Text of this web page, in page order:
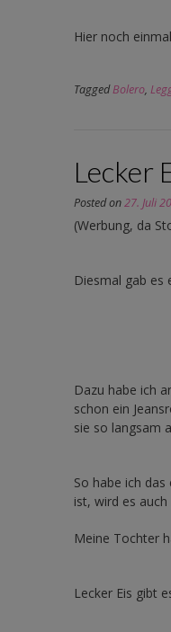
Hier noch
TaggedBolero,
Lecker
Posted on27. Juli
(Werbung, da
Diesmal gab es
Dazu habe ich
schon ein
sie so langsam
So habe ich
ist, wird es
Meine Tochter
Lecker Eis gibt